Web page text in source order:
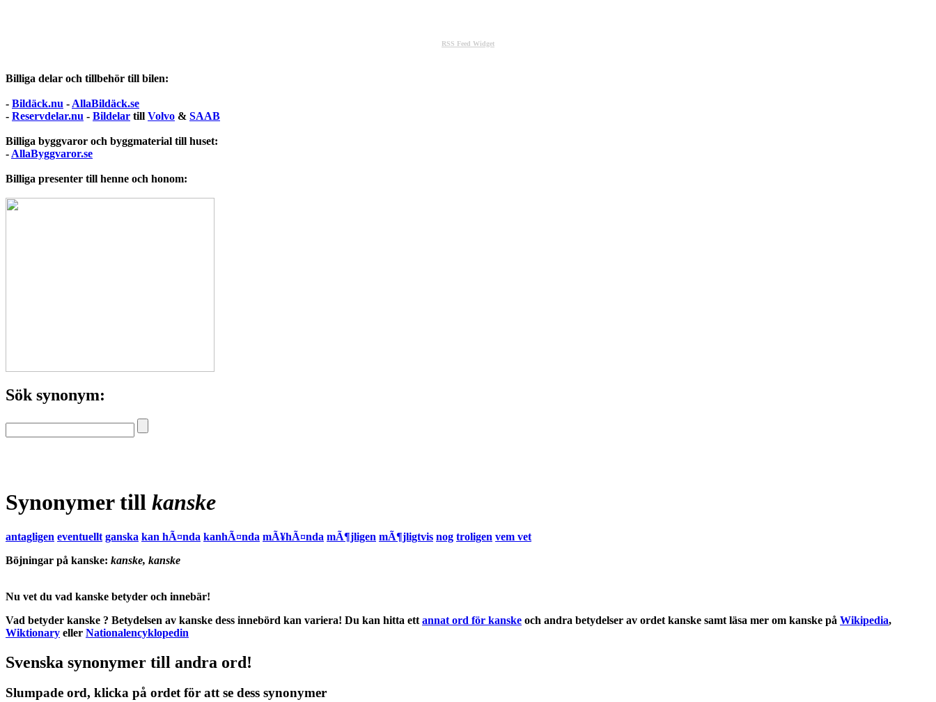
RSS Feed Widget
Billiga delar och tillbehör till bilen:
- Bildäck.nu - AllaBildäck.se
- Reservdelar.nu - Bildelar till Volvo & SAAB
Billiga byggvaror och byggmaterial till huset:
- AllaByggvaror.se
Billiga presenter till henne och honom:
Sök synonym:
Synonymer till kanske
antagligen eventuellt ganska kan hÃ¤nda kanhÃ¤nda mÃ¥hÃ¤nda mÃ¶jligen mÃ¶jligtvis nog troligen vem vet
Böjningar på kanske: kanske, kanske
Nu vet du vad kanske betyder och innebär!
Vad betyder kanske ? Betydelsen av kanske dess innebörd kan variera! Du kan hitta ett annat ord för kanske och andra betydelser av ordet kanske samt läsa mer om kanske på Wikipedia,
Wiktionary eller Nationalencyklopedin
Svenska synonymer till andra ord!
Slumpade ord, klicka på ordet för att se dess synonymer